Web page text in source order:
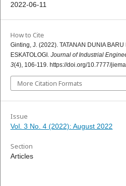
2022-06-11
How to Cite
Ginting, J. (2022). TATANAN DUNIA
ESKATOLOGI. Journal of Industrial
3(4), 106-119. https://doi.org/10.7777/
More Citation Formats
Issue
Vol. 3 No. 4 (2022): August 2022
Section
Articles